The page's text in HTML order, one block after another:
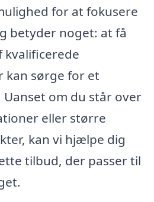
for at fokusere
betyder noget: at få
sørge for et
om du står over
eller større
kan vi hjælpe dig
tilbud, der passer til